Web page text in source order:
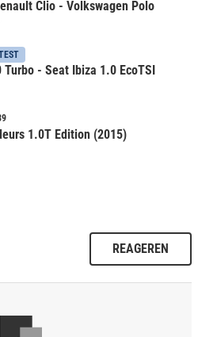
Clio - Volkswagen Polo
Turbo - Seat Ibiza 1.0 EcoTSI
1.0T Edition (2015)
REAGEREN